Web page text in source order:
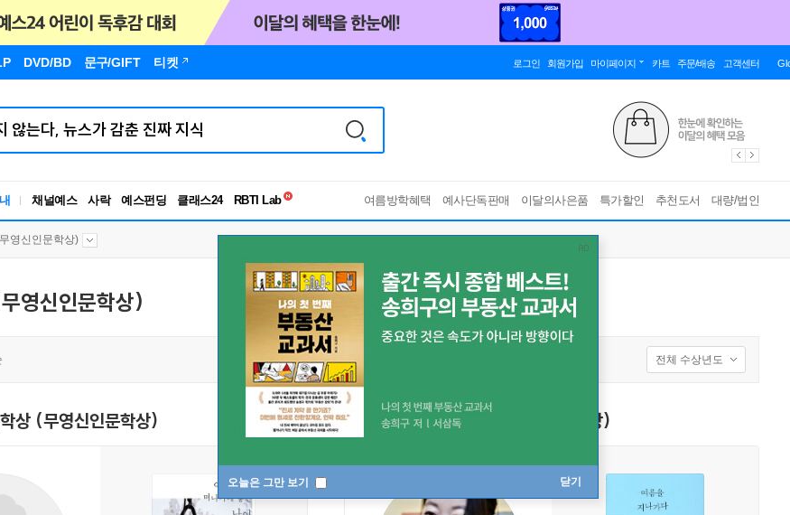
DVD/BD 문구/GIFT 티켓 로그인 회원가입 마이페이지 카트 주문/배송 고객센터
채널예스 사락 예스펀딩 클래스24
독서유형검사
여름방학혜택 예사단독판매 이달의사은품 특가할인 추천도서 대량/법인
오늘은 그만 보기 닫기
영신인문학상)
영신인문학상)
상 (무영신인문학상) 2016년 무영문학상 (무영신인문학상)